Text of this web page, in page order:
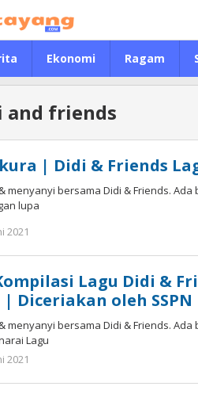
Ekonomi Ragam
and friends
| Didi & Friends
menyanyi bersama Didi & Friends.
lupa
2021
Lagu Didi &
Diceriakan oleh SSPN
menyanyi bersama Didi & Friends.
Lagu
2021